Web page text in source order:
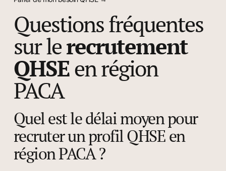
Questions fréquentes
sur lerecrutement
QHSEen région
PACA
Quel est le délai moyen pour
recruter un profil QHSE en
région PACA ?